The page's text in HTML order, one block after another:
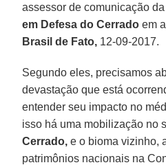
assessor de comunicação
em Defesa do Cerrado em
Brasil de Fato, 12-09-2017.
Segundo eles, precisamos
devastação que está
entender seu impacto no
isso há uma mobilização no
Cerrado, e o bioma vizinho,
patrimônios nacionais na